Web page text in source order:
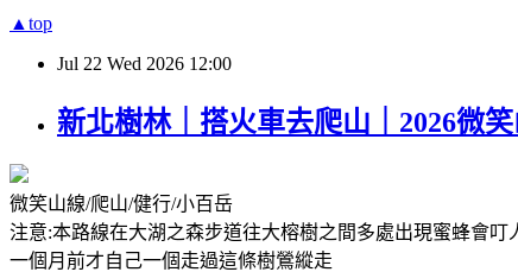
▲top
Jul 22 Wed 2026 12:00
新北樹林｜搭火車去爬山｜2026微
微笑山線/爬山/健行/小百岳
注意:本路線在大湖之森步道往大榕樹之間多處出現蜜蜂會
一個月前才自己一個走過這條樹鶯縱走